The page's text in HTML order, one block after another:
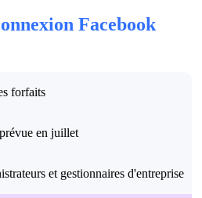
Facebook
forfaits
en juillet
et gestionnaires d'entreprise